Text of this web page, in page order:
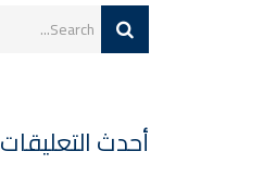
أحدث التعليقات